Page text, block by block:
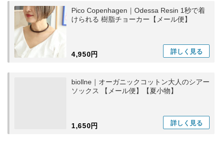
Pico Copenhagen｜Odessa Resin 1秒で着
けられる 樹脂チョーカー【メール便】
4,950円 詳しく 見る
biollne｜オーガニックコットン大人のシアー
ソックス 【メール便】【夏小物】
1,650円 詳しく 見る